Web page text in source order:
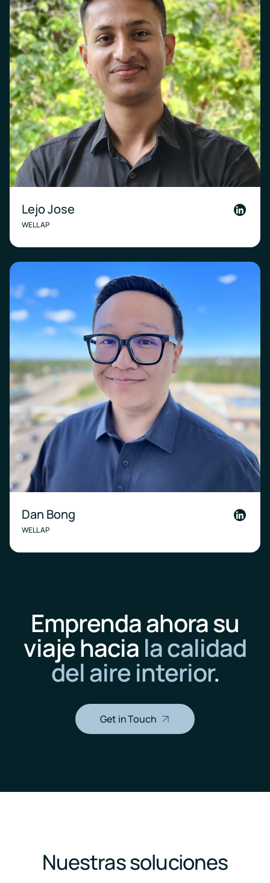
Lejo Jose
WELL AP
Dan Bong
WELL AP
Emprenda ahora su
viaje hacia la calidad
del aire interior.
Get in Touch
Nuestras soluciones